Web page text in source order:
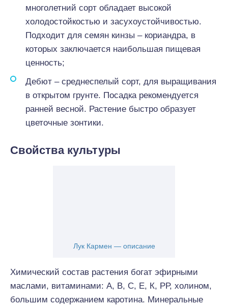
многолетний сорт обладает высокой
холодостойкостью и засухоустойчивостью.
Подходит для семян кинзы – кориандра, в
которых заключается наибольшая пищевая
ценность;
Дебют – среднеспелый сорт, для выращивания
в открытом грунте. Посадка рекомендуется
ранней весной. Растение быстро образует
цветочные зонтики.
Свойства культуры
Лук Кармен — описание
Химический состав растения богат эфирными
маслами, витаминами: А, В, С, Е, К, РР, холином,
большим содержанием каротина. Минеральные